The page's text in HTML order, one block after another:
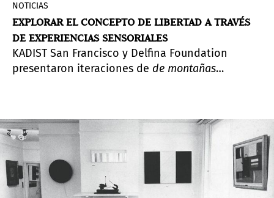
NOTICIAS
EXPLORAR EL CONCEPTO DE LIBERTAD A TRAVÉS
DE EXPERIENCIAS SENSORIALES
KADIST San Francisco y Delfina Foundation
presentaron iteraciones de de montañas